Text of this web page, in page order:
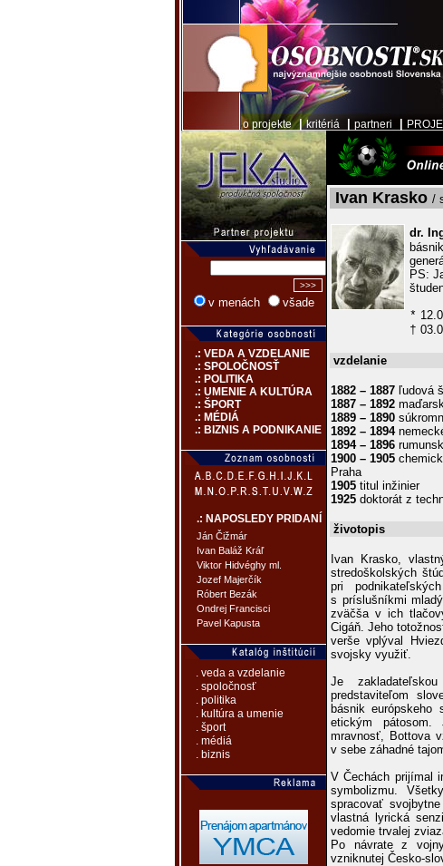
o projekte|kritériá partneri
v menách všade
.: VEDA A VZDELANIE
.: SPOLOČNOSŤ
.: POLITIKA
.: UMENIE A KULTÚRA
.: ŠPORT
.: MÉDIÁ
.: BIZNIS A PODNIKANIE
.: NAPOSLEDY PRIDANÍ
Ján Čižmár
Ivan Baláž Kráľ
Viktor Hidvéghy ml.
Jozef Majerčík
Róbert Bezák
Ondrej Francisci
Pavel Kapusta
. veda a vzdelanie
. spoločnosť
. politika
. kultúra a umenie
. šport
. médiá
. biznis
Ivan Krasko /
dr.
PS:
*
†
vzdelanie
1882 – 1887 ľudová
1887 – 1892
1889 – 1890
1892 – 1894
1894 – 1896
1900 – 1905
Praha
1905 titul inžinier
1925 doktorát z
životopis
Ivan Krasko,
stredoškolských
pri
s príslušníkmi
zväčša v ich
Cigáň. Jeho
verše vplýval
svojsky využiť.
Je
predstaviteľom
básnik európskeho
etickým pátosom.
mravnosť, Bottova
v sebe záhadné
V Čechách prijímal
symbolizmu.
spracovať
vlastná lyrická
vedomie trvalej
Po návrate z
vzniknutej Česko-